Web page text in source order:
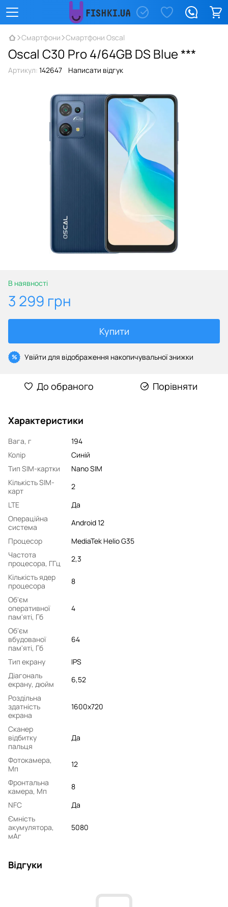
Смартфони Смартфони Oscal
Oscal C30 Pro 4/64GB DS Blue ***
Артикул: 142647 Написати відгук
В наявності
3 299 грн
Купити
% Увійти для відображення накопичувальної знижки
До обраного Порівняти
Характеристики
Вага, г
194
Колір
Синій
Тип SIM-картки
Nano SIM
Кількість SIM-
карт
2
LTE
Да
Операційна
система
Android 12
Процесор
MediaTek Helio G35
Частота
процесора, ГГц
2,3
Кількість ядер
процесора
8
Об'єм
оперативної
пам'яті, Гб
4
Об'єм
вбудованої
пам'яті, Гб
64
Тип екрану
IPS
Діагональ
екрану, дюйм
6,52
Роздільна
здатність
екрана
1600x720
Сканер
відбитку
пальця
Да
Фотокамера,
Мп
12
Фронтальна
камера, Мп
8
NFC
Да
Ємність
акумулятора,
мАг
5080
Відгуки